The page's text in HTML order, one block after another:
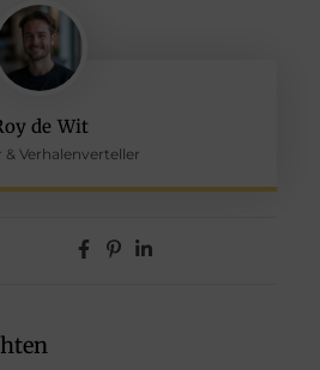
de Wit
& Verhalenverteller